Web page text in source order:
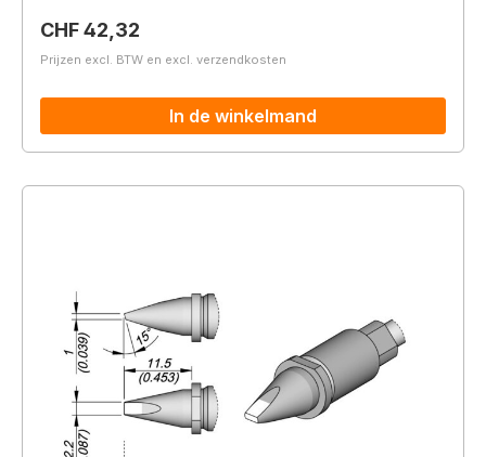
Normale prijs:
CHF 42,32
Prijzen excl. BTW en excl. verzendkosten
In de winkelmand